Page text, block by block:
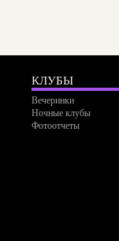
КЛУБЫ
Вечеринки
Ночные клубы
Фотоотчеты